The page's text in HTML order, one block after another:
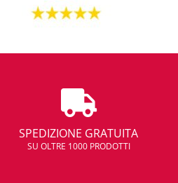
SPEDIZIONE GRATUITA
SU OLTRE 1000 PRODOTTI